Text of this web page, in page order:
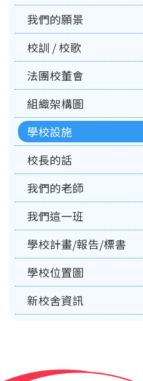
我們的願景
校訓 / 校歌
法團校董會
組織架構圖
學校設施
校長的話
我們的老師
我們這一班
學校計畫/報告/標書
學校位置圖
新校舍資訊